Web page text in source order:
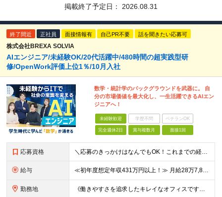
掲載終了予定日： 2026.08.31
終了間近 正社員 面接情報有 自己PR不要 話を聞きたい応募可
株式会社BREXA SOLVIA
AIエンジニア/未経験OK/20代活躍中/480時間の超実践型研
修/OpenWork評価上位1％/10月入社
数学・統計学のバックグラウンドを武器に。 自
分の市場価値を最大化し、一生活躍できるAIエン
ジニアへ！
未経験歓迎 学歴不問 ベテランOK
完全週休2日 賞与複数月 面接1回
応募資格 ＼応募のきっかけはなんでもOK！これまでの経験よりも「ITに興味がある」「前職の経験を活かしてキャリアチェンジしたい」という気持ちを重視しています／ ◆年齢30歳まで（若年層の長期キャリア形成のため
給与 ≪初年度想定年収431万円以上！≫ 月給28万7,825円～＋賞与年2回 ※上記金額には月20時間分(3万8,900円～)の見込み残業代を含み、超過した分は別途全額支給します。 ※経験やスキルを考慮
勤務地 《働きやすさを追求したキレイなオフィスです！》 【本社】 東京都新宿区新宿4-3-25 TOKYU REIT新宿ビル8F 【ラーニングセンター】 東京都渋谷区千駄ヶ谷5-32-10 南新宿SKビル6